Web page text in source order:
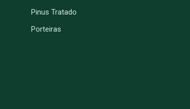
Pinus Tratado
Porteiras